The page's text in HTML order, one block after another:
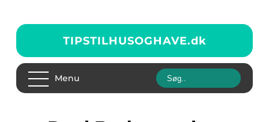
TIPSTILHUSOGHAVE.dk
Menu